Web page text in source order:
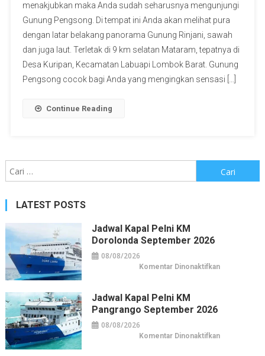
menakjubkan maka Anda sudah seharusnya mengunjungi
Gunung Pengsong. Di tempat ini Anda akan melihat pura
dengan latar belakang panorama Gunung Rinjani, sawah
dan juga laut. Terletak di 9 km selatan Mataram, tepatnya di
Desa Kuripan, Kecamatan Labuapi Lombok Barat. Gunung
Pengsong cocok bagi Anda yang mengingkan sensasi […]
Continue Reading
untuk:
LATEST POSTS
Jadwal Kapal Pelni KM
Dorolonda September 2026
08/08/2026
Komentar Dinonaktifkanpada
Jadwal Kapal Pelni KM
Pangrango September 2026
08/08/2026
Komentar Dinonaktifkanpada